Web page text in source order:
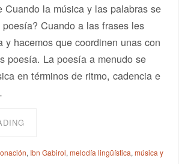
Cuando la música y las palabras se
Cuando a las frases les
y hacemos que coordinen unas con
poesía. La poesía a menudo se
en términos de ritmo, cadencia e
, Ibn Gabirol,melodía lingüística,música y